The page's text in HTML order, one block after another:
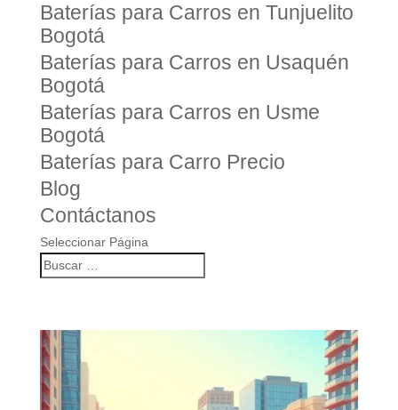
Baterías para Carros en Tunjuelito
Bogotá
Baterías para Carros en Usaquén
Bogotá
Baterías para Carros en Usme
Bogotá
Baterías para Carro Precio
Blog
Contáctanos
Seleccionar Página